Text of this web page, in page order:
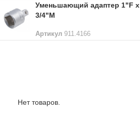
Уменьшающий адаптер 1"F x
3/4"M
Артикул 911.4166
Нет товаров.